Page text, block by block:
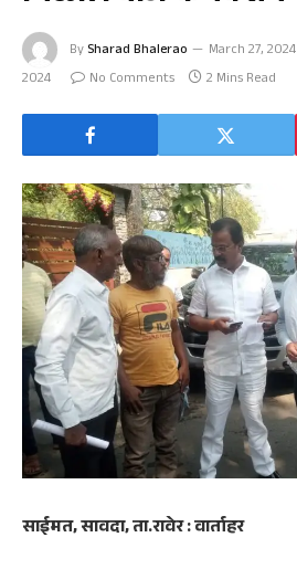
By Sharad Bhalerao March 27, 2024
2024
No Comments 2 Mins Read
साईमत, सावदा, ता.रावेर : वार्ताहर